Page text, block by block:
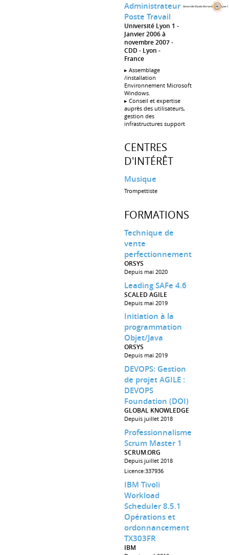
Administrateur
Poste Travail
Université Lyon 1
Janvier 2006 à
novembre 2007
CDD
Lyon
France
▸ Assemblage
/installation
Environnement Microsoft
Windows.
▸ Conseil et expertise
auprès des utilisateurs,
gestion des
infrastructures support
CENTRES
D'INTÉRÊT
Musique
Trompettiste
FORMATIONS
Technique de
vente
perfectionnement
ORSYS
Depuis mai 2020
Leading SAFe 4.6
SCALED AGILE
Depuis mai 2019
Initiation à la
programmation
Objet/Java
ORSYS
Depuis mai 2019
DEVOPS: Gestion
de projet AGILE :
DEVOPS
Foundation (DOI)
GLOBAL KNOWLEDGE
Depuis juillet 2018
Professionnalisme
Scrum Master 1
SCRUM.ORG
Depuis juillet 2018
Licence:337936
IBM Tivoli
Workload
Scheduler 8.5.1
Opérations et
ordonnancement
TX303FR
IBM